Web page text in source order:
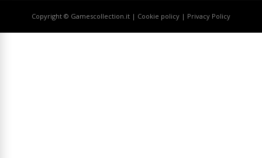
Copyright © Gamescollection.it | Cookie policy | Privacy Policy